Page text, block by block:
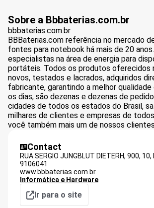
Sobre a Bbbaterias.com.br
bbbaterias.com.br
BBBaterias.com referência no mercado
fontes para notebook há mais de 20
especialistas na área de energia para
portáteis. Todos os produtos oferecidos
novos, testados e lacrados, adquiridos
fabricante, garantindo a melhor
os dias, são dezenas e dezenas de
cidades de todos os estados do Brasil,
milhares de clientes e empresas de
você também mais um de nossos
Contact
RUA SERGIO JUNGBLUT DIETERH, 900, 10,
9106041
www.bbbaterias.com.br
Informática e Hardware
Ir para o site